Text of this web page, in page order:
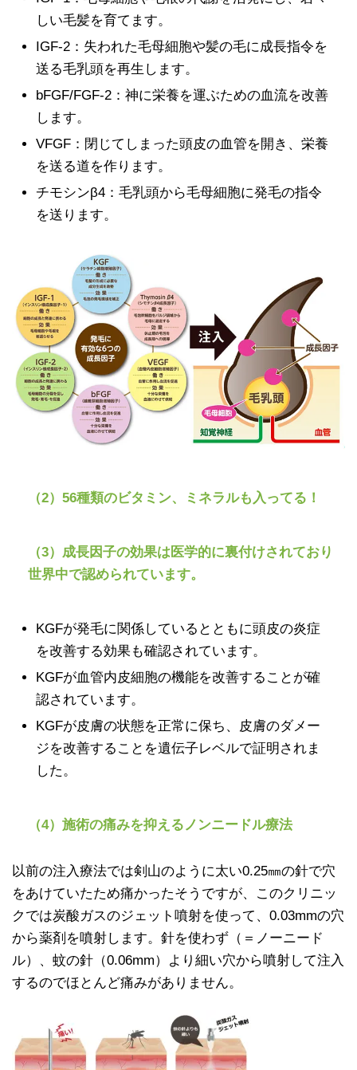
しい毛髪を育てます。
IGF-2：失われた毛母細胞や髪の毛に成長指令を
送る毛乳頭を再生します。
bFGF/FGF-2：神に栄養を運ぶための血流を改善
します。
VFGF：閉じてしまった頭皮の血管を開き、栄養
を送る道を作ります。
チモシンβ4：毛乳頭から毛母細胞に発毛の指令
を送ります。
（2）56種類のビタミン、ミネラルも入ってる！
（3）成長因子の効果は医学的に裏付けされており
世界中で認められています。
KGFが発毛に関係しているとともに頭皮の炎症
を改善する効果も確認されています。
KGFが血管内皮細胞の機能を改善することが確
認されています。
KGFが皮膚の状態を正常に保ち、皮膚のダメー
ジを改善することを遺伝子レベルで証明されま
した。
（4）施術の痛みを抑えるノンニードル療法
以前の注入療法では剣山のように太い0.25㎜の針で穴
をあけていたため痛かったそうですが、このクリニッ
クでは炭酸ガスのジェット噴射を使って、0.03mmの穴
から薬剤を噴射します。針を使わず（＝ノーニード
ル）、蚊の針（0.06mm）より細い穴から噴射して注入
するのでほとんど痛みがありません。